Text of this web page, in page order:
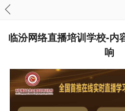
临汾网络直播培训学校-内
响